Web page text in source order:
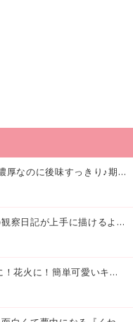
【抽選で3名様にプレゼント】濃厚なのに後味すっきり♪期間限定の「メイトーのなめらかプリン カルピス®入りソース」で夏を味わおう！
【絵が苦手でも大丈夫】朝顔の観察日記が上手に描けるようになる方法｜イラスト付き
【女の子 浴衣の髪型】夏祭りに！花火に！簡単可愛いキッズの浴衣ヘアアレンジまとめ